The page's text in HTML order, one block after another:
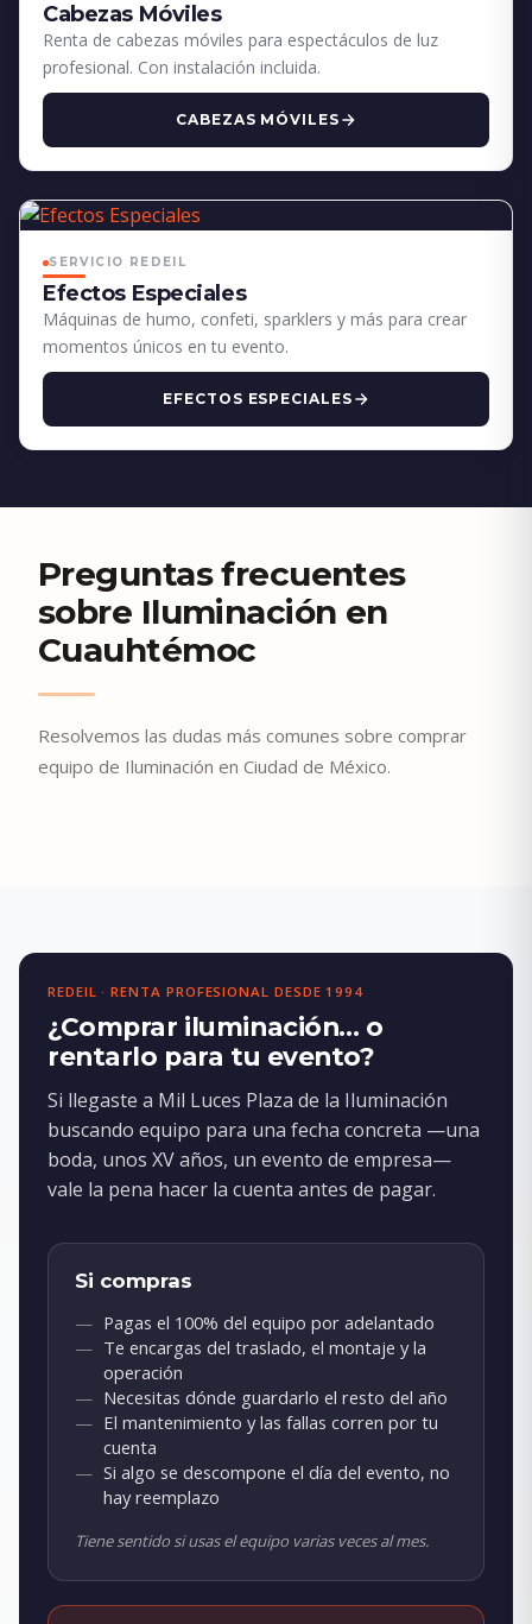
Cabezas Móviles
Renta de cabezas móviles para espectáculos de luz
profesional. Con instalación incluida.
CABEZAS MÓVILES
SERVICIO REDEIL
Efectos Especiales
Máquinas de humo, confeti, sparklers y más para crear
momentos únicos en tu evento.
EFECTOS ESPECIALES
Preguntas frecuentes
sobre Iluminación en
Cuauhtémoc
Resolvemos las dudas más comunes sobre comprar
equipo de Iluminación en Ciudad de México.
REDEIL · RENTA PROFESIONAL DESDE 1994
¿Comprar iluminación… o
rentarlo para tu evento?
Si llegaste a Mil Luces Plaza de la Iluminación
buscando equipo para una fecha concreta —una
boda, unos XV años, un evento de empresa—
vale la pena hacer la cuenta antes de pagar.
Si compras
Pagas el 100% del equipo por adelantado
Te encargas del traslado, el montaje y la
operación
Necesitas dónde guardarlo el resto del año
El mantenimiento y las fallas corren por tu
cuenta
Si algo se descompone el día del evento, no
hay reemplazo
Tiene sentido si usas el equipo varias veces al mes.